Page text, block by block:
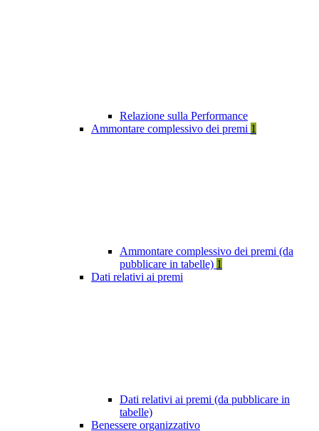
Relazione sulla Performance
Ammontare complessivo dei premi 1
Ammontare complessivo dei premi (da
pubblicare in tabelle) 1
Dati relativi ai premi
Dati relativi ai premi (da pubblicare in
tabelle)
Benessere organizzativo